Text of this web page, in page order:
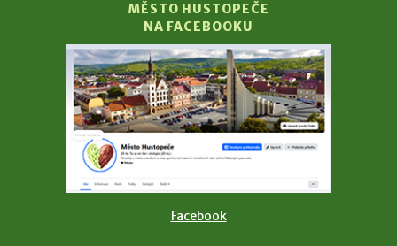
MĚSTO HUSTOPEČE
NA FACEBOOKU
Facebook